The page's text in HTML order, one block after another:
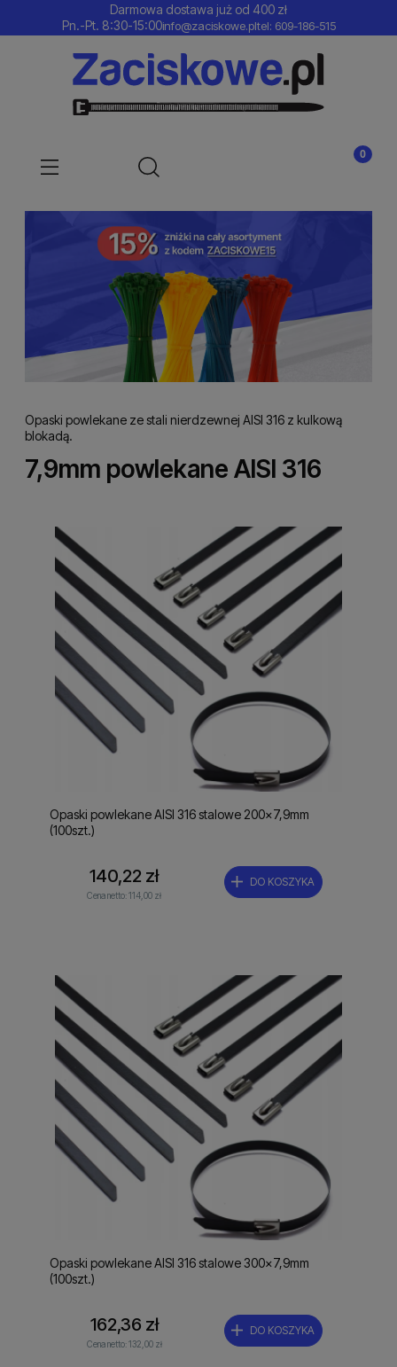
Darmowa dostawa już od 400 zł
Pn.-Pt. 8:30-15:00info@zaciskowe.pltel: 609-186-515
Opaski powlekane ze stali nierdzewnej AISI 316 z kulkową
blokadą.
7,9mm powlekane AISI 316
Opaski powlekane AISI 316 stalowe 200x7,9mm
(100szt.)
140,22 zł
Cena netto:114,00 zł
DO KOSZYKA
Opaski powlekane AISI 316 stalowe 300x7,9mm
(100szt.)
162,36 zł
Cena netto:132,00 zł
DO KOSZYKA